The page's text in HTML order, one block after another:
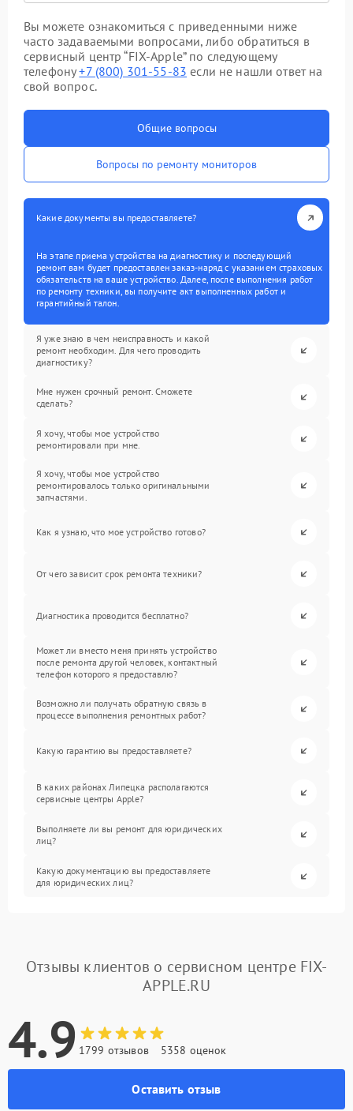
Вы можете ознакомиться с приведенными ниже
часто задаваемыми вопросами, либо обратиться в
сервисный центр “FIX-Apple” по следующему
телефону+7 (800) 301-55-83 если не нашли ответ на
свой вопрос.
Общие вопросы
Вопросы по ремонту мониторов
Какие документы вы предоставляете?
На этапе приема устройства на диагностику и последующий
ремонт вам будет предоставлен заказ-наряд с указанием страховых
обязательств на ваше устройство. Далее, после выполнения работ
по ремонту техники, вы получите акт выполненных работ и
гарантийный талон.
Я уже знаю в чем неисправность и какой
ремонт необходим. Для чего проводить
диагностику?
Мне нужен срочный ремонт. Сможете
сделать?
Я хочу, чтобы мое устройство
ремонтировали при мне.
Я хочу, чтобы мое устройство
ремонтировалось только оригинальными
запчастями.
Как я узнаю, что мое устройство готово?
От чего зависит срок ремонта техники?
Диагностика проводится бесплатно?
Может ли вместо меня принять устройство
после ремонта другой человек, контактный
телефон которого я предоставлю?
Возможно ли получать обратную связь в
процессе выполнения ремонтных работ?
Какую гарантию вы предоставляете?
В каких районах Липецка располагаются
сервисные центры Apple?
Выполняете ли вы ремонт для юридических
лиц?
Какую документацию вы предоставляете
для юридических лиц?
Отзывы клиентов о сервисном центре FIX-
APPLE.RU
4.9 1799 отзывов 5358 оценок
Оставить отзыв